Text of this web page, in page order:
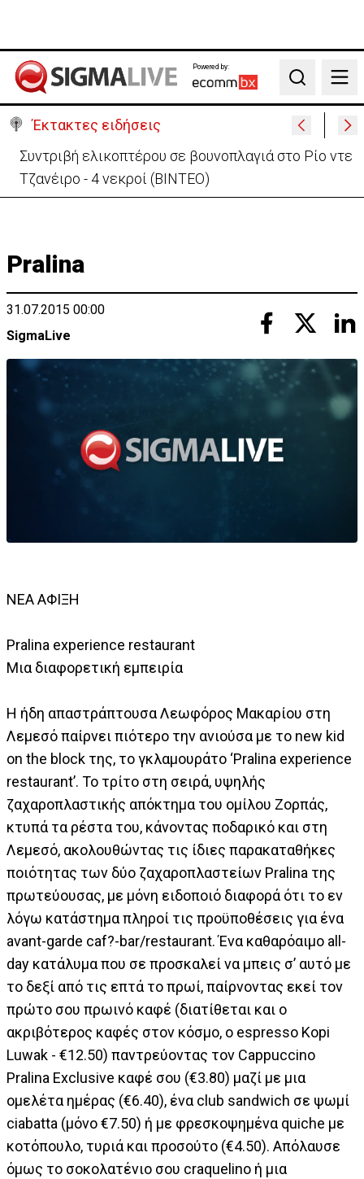
Powered by:
Search
Έκτακτες ειδήσεις
Συντριβή ελικοπτέρου σε βουνοπλαγιά στο Ρίο ντε
Τζανέιρο - 4 νεκροί (BINTEO)
Pralina
31.07.2015 00:00
SigmaLive
ΝΕΑ ΑΦΙΞΗ
Pralina experience restaurant
Μια διαφορετική εμπειρία
Η ήδη απαστράπτουσα Λεωφόρος Μακαρίου στη
Λεμεσό παίρνει πιότερο την ανιούσα με το new kid
on the block της, το γκλαμουράτο ‘Pralina experience
restaurant’. Το τρίτο στη σειρά, υψηλής
ζαχαροπλαστικής απόκτημα του ομίλου Ζορπάς,
κτυπά τα ρέστα του, κάνοντας ποδαρικό και στη
Λεμεσό, ακολουθώντας τις ίδιες παρακαταθήκες
ποιότητας των δύο ζαχαροπλαστείων Pralina της
πρωτεύουσας, με μόνη ειδοποιό διαφορά ότι το εν
λόγω κατάστημα πληροί τις προϋποθέσεις για ένα
avant-garde caf?-bar/restaurant. Ένα καθαρόαιμο all-
day κατάλυμα που σε προσκαλεί να μπεις σ’ αυτό με
το δεξί από τις επτά το πρωί, παίρνοντας εκεί τον
πρώτο σου πρωινό καφέ (διατίθεται και ο
ακριβότερος καφές στον κόσμο, ο espresso Kopi
Luwak - €12.50) παντρεύοντας τον Cappuccino
Pralina Exclusive καφέ σου (€3.80) μαζί με μια
ομελέτα ημέρας (€6.40), ένα club sandwich σε ψωμί
ciabatta (μόνο €7.50) ή με φρεσκοψημένα quiche με
κοτόπουλο, τυριά και προσούτο (€4.50). Απόλαυσε
όμως το σοκολατένιο σου craquelino ή μια